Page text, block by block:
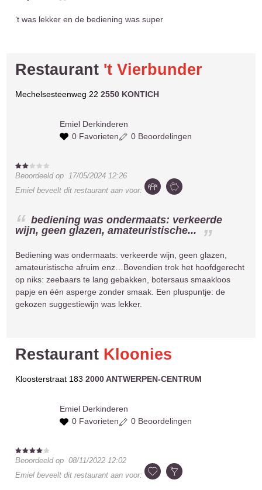
‘t was lekker en de bediening was super
Restaurant 't Vierbunder
Mechelsesteenweg 222550 KONTICH
Emiel Derkinderen
0 Favorieten
0 Beoordelingen
Beoordeeld op
17/05/2024 12:26
Emiel beveelt dit restaurant aan voor:
bediening was ondermaats: verkeerde
wijn, geen glazen, amateuristische...
Bediening was ondermaats: verkeerde wijn, geen glazen,
amateuristische afruim enz…Bovendien trok het hoofdgerecht
op niks: zeebaars te lang gebakken, botersaus smaakloos
papje en één asperge zonder smaak. Een pluspuntje: de
gekozen suggestiewijn was lekker.
Restaurant Kloonies
Kloosterstraat 1832000 ANTWERPEN-CENTRUM
Emiel Derkinderen
0 Favorieten
0 Beoordelingen
Beoordeeld op08/11/2022 12:02
Emiel beveelt dit restaurant aan voor: